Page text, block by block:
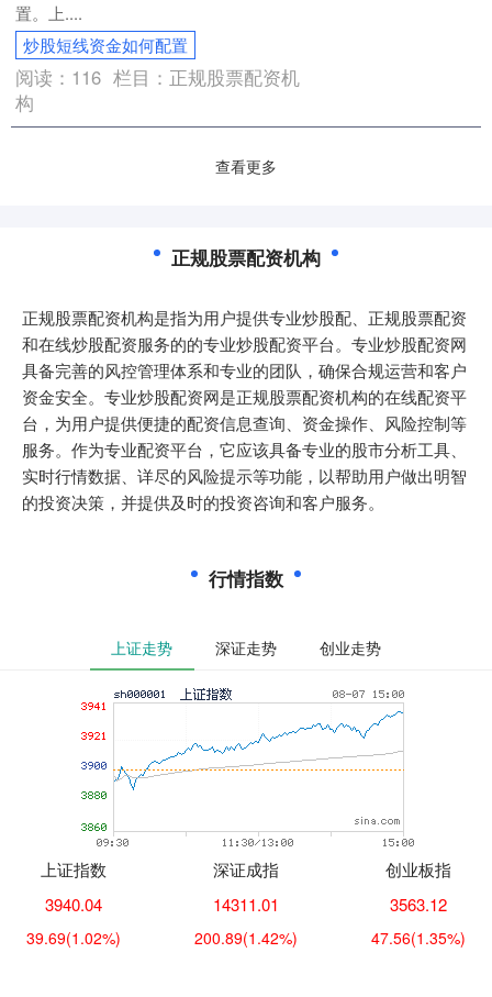
置。上....
炒股短线资金如何配置
阅读： 116 栏目： 正规股票配资机
构
查看更多
正规股票配资机构
正规股票配资机构是指为用户提供专业炒股配、正规股票配资
和在线炒股配资服务的的专业炒股配资平台。专业炒股配资网
具备完善的风控管理体系和专业的团队，确保合规运营和客户
资金安全。专业炒股配资网是正规股票配资机构的在线配资平
台，为用户提供便捷的配资信息查询、资金操作、风险控制等
服务。作为专业配资平台，它应该具备专业的股市分析工具、
实时行情数据、详尽的风险提示等功能，以帮助用户做出明智
的投资决策，并提供及时的投资咨询和客户服务。
行情指数
上证走势 深证走势 创业走势
上证指数
3940.04
39.69(1.02%)
深证成指
14311.01
200.89(1.42%)
创业板指
3563.12
47.56(1.35%)